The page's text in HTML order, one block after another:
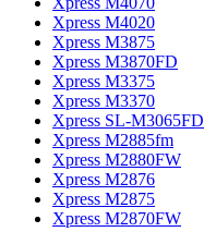
Xpress M4020
Xpress M3875
Xpress M3870FD
Xpress M3375
Xpress M3370
Xpress SL-M3065FD
Xpress M2885fm
Xpress M2880FW
Xpress M2876
Xpress M2875
Xpress M2870FW